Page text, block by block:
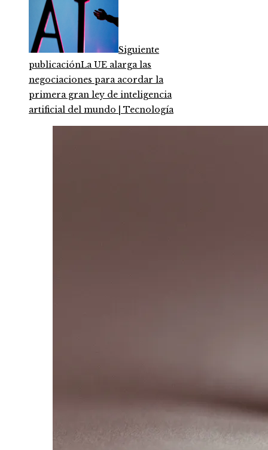
Siguiente
publicaciónLa UE alarga las
negociaciones para acordar la
primera gran ley de inteligencia
artificial del mundo | Tecnología